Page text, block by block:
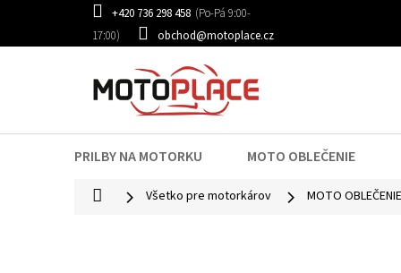
+420 736 298 458
obchod@motoplace.cz
PRILBY NA MOTORKU MOTO OBLEČENIE
DomovVšetko pre motorkárov MOTO OBLEČENIE